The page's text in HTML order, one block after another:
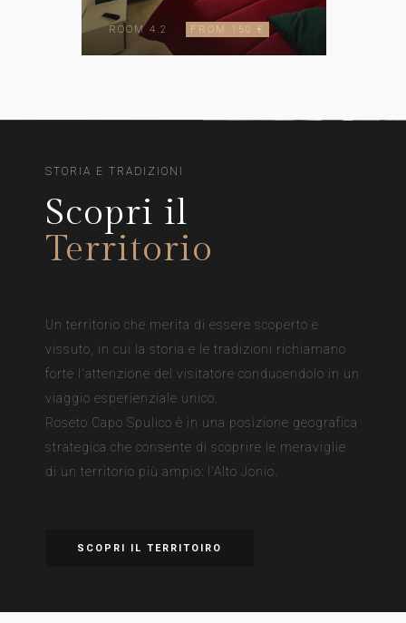
ROOM 4.2 FROM 150 €
STORIA E TRADIZIONI
Scopri il
Territorio
Un territorio che merita di essere scoperto e
vissuto, in cui la storia e le tradizioni richiamano
forte l'attenzione del visitatore conducendolo in un
viaggio esperienziale unico.
Roseto Capo Spulico è in una posizione geografica
strategica che consente di scoprire le meraviglie
di un territorio più ampio: l'Alto Jonio.
SCOPRI IL TERRITOIRO